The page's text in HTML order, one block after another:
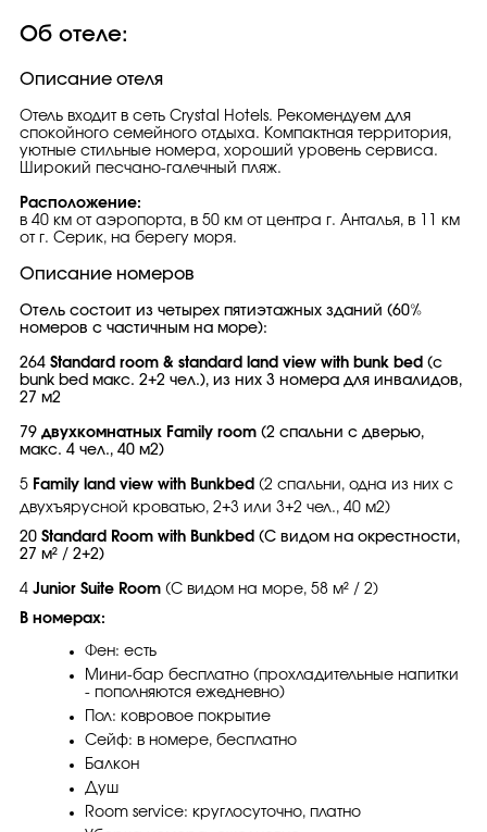
Об отеле:
Описание отеля
Отель входит в сеть Crystal Hotels. Рекомендуем для
спокойного семейного отдыха. Компактная территория,
уютные стильные номера, хороший уровень сервиса.
Широкий песчано-галечный пляж.
Расположение:
в 40 км от аэропорта, в 50 км от центра г. Анталья, в 11 км
от г. Серик, на берегу моря.
Описание номеров
Отель состоит из четырех пятиэтажных зданий (60%
номеров с частичным на море):
264 Standard room & standard land view with bunk bed (c
bunk bed макс. 2+2 чел.), из них 3 номера для инвалидов,
27 м2
79 двухкомнатных Family room (2 спальни с дверью,
макс. 4 чел., 40 м2)
5 Family land view with Bunkbed (2 спальни, одна из них с
двухъярусной кроватью, 2+3 или 3+2 чел., 40 м2)
20 Standard Room with Bunkbed (С видом на окрестности,
27 м² / 2+2)
4 Junior Suite Room (С видом на море, 58 м² / 2)
В номерах:
Фен: есть
Мини-бар бесплатно (прохладительные напитки
- пополняются ежедневно)
Пол: ковровое покрытие
Сейф: в номере, бесплатно
Балкон
Душ
Room service: круглосуточно, платно